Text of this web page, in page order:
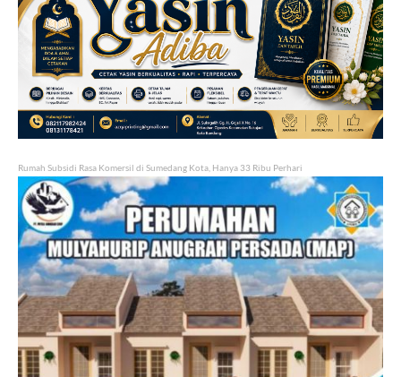
Rumah Subsidi Rasa Komersil di Sumedang Kota, Hanya 33 Ribu Perhari